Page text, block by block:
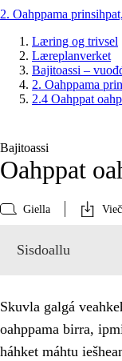
2. Oahppama
Læring og trivsel
Læreplanverket
Bajitoassi –
2. Oahppama
2.4 Oahppat
Bajitoassi
Oahppat
Giella
Sisdoallu
Skuvla galgá
oahppama birra,
háhket máhtu